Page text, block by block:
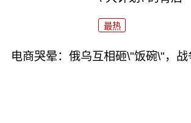
最热
电商哭晕：俄乌互相砸\"饭碗\"，